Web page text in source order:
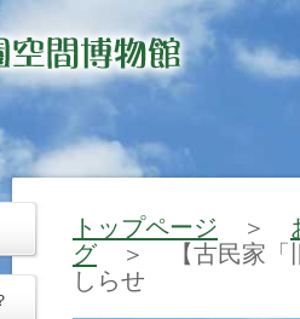
トップページ ＞
グ＞ 【古民家「旧
しらせ